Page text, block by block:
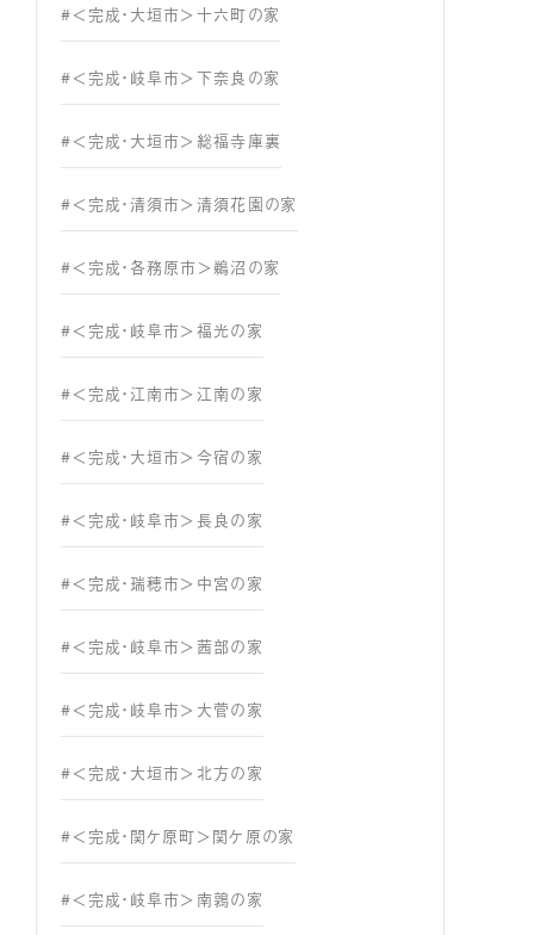
#＜完成・大垣市＞十六町の家
#＜完成・岐阜市＞下奈良の家
#＜完成・大垣市＞総福寺庫裏
#＜完成・清須市＞清須花園の家
#＜完成・各務原市＞鵜沼の家
#＜完成・岐阜市＞福光の家
#＜完成・江南市＞江南の家
#＜完成・大垣市＞今宿の家
#＜完成・岐阜市＞長良の家
#＜完成・瑞穂市＞中宮の家
#＜完成・岐阜市＞茜部の家
#＜完成・岐阜市＞大菅の家
#＜完成・大垣市＞北方の家
#＜完成・関ケ原町＞関ケ原の家
#＜完成・岐阜市＞南鶉の家